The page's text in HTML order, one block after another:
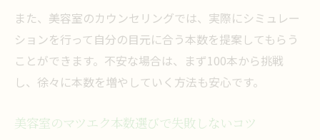
また、美容室のカウンセリングでは、実際にシミュレー
ションを行って自分の目元に合う本数を提案してもらう
ことができます。不安な場合は、まず100本から挑戦
し、徐々に本数を増やしていく方法も安心です。
美容室のマツエク本数選びで失敗しないコツ